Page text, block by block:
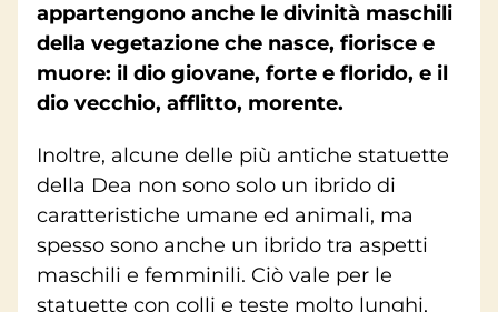
appartengono anche le divinità maschili
della vegetazione che nasce, fiorisce e
muore: il dio giovane, forte e florido, e il
dio vecchio, afflitto, morente.
Inoltre, alcune delle più antiche statuette
della Dea non sono solo un ibrido di
caratteristiche umane ed animali, ma
spesso sono anche un ibrido tra aspetti
maschili e femminili. Ciò vale per le
statuette con colli e teste molto lunghi,